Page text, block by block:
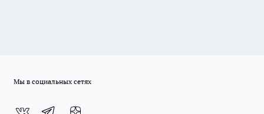
Мы в социальных сетях